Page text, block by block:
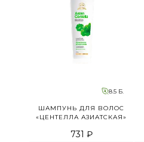
8.5 Б.
ШАМПУНЬ ДЛЯ ВОЛОС
«ЦЕНТЕЛЛА АЗИАТСКАЯ»
731 ₽